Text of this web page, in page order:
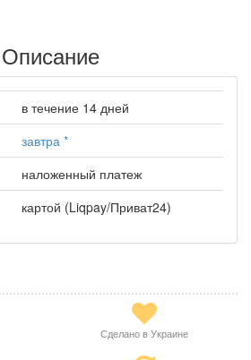
Описание
в течение 14 дней
завтра *
наложенный платеж
картой (Liqpay/Приват24)
Сделано в Украине